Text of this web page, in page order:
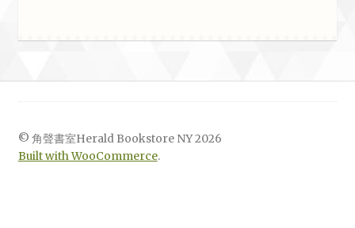
© 角聲書室Herald Bookstore NY 2026
Built with WooCommerce.